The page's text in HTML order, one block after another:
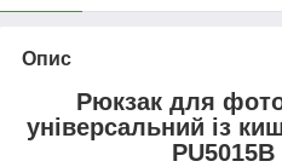
Опис
Рюкзак для
універсальний із